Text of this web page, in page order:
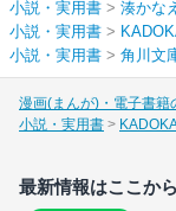
小説・実用書 > 湊かなえ
小説・実用書 >
小説・実用書 > 角川文
漫画(まんが)・電子書籍
小説・実用書
最新情報はここか